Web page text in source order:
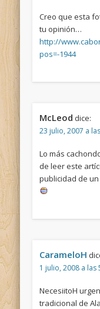
Creo que esta
tu opinión…
http://
pos=-1944
McLeod dice:
23 julio, 2007 a
Lo más
de leer este
publicidad de
CarameloH
1 julio, 2008 a las
NecesiitoH
tradicional de